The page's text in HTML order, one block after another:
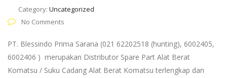
Category: Uncategorized
No Comments
PT. Blessindo Prima Sarana (021 62202518 (hunting), 6002405,
6002406 ) merupakan Distributor Spare Part Alat Berat
Komatsu / Suku Cadang Alat Berat Komatsu terlengkap dan